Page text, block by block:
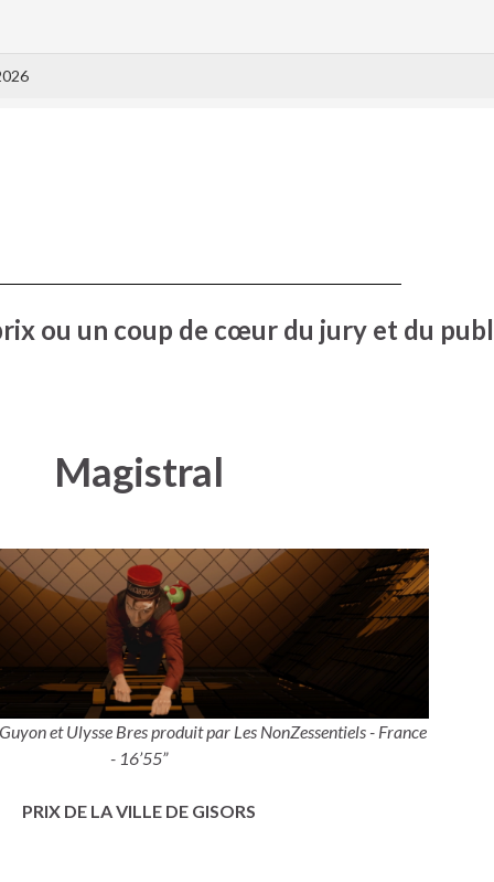
ou un coup de cœur du jury et du
Magistral
et Ulysse Bres produit par Les NonZessentiels - France
- 16’55”
PRIX DE LA VILLE DE GISORS